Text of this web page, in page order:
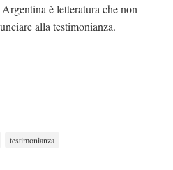
è letteratura che non
alla testimonianza.
testimonianza